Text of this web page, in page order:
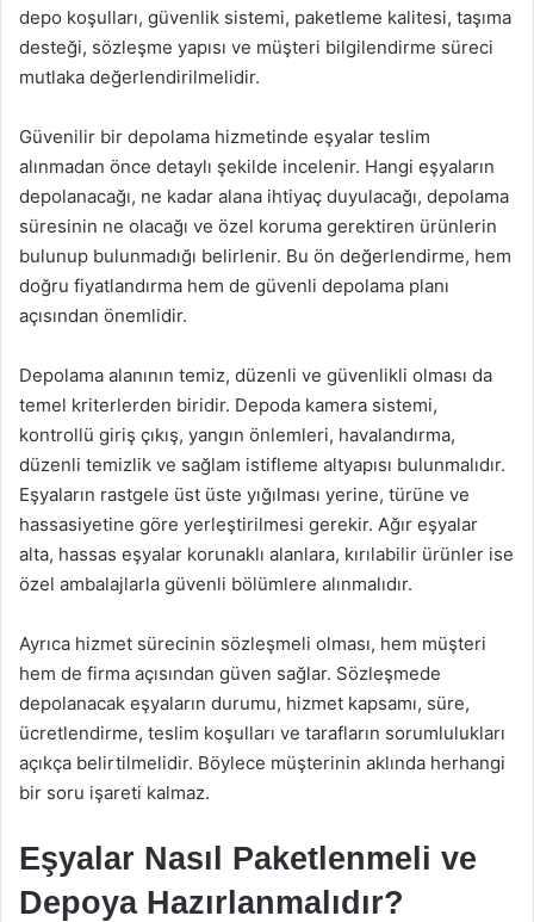
depo koşulları, güvenlik sistemi, paketleme kalitesi, taşıma
desteği, sözleşme yapısı ve müşteri bilgilendirme süreci
mutlaka değerlendirilmelidir.
Güvenilir bir depolama hizmetinde eşyalar teslim
alınmadan önce detaylı şekilde incelenir. Hangi eşyaların
depolanacağı, ne kadar alana ihtiyaç duyulacağı, depolama
süresinin ne olacağı ve özel koruma gerektiren ürünlerin
bulunup bulunmadığı belirlenir. Bu ön değerlendirme, hem
doğru fiyatlandırma hem de güvenli depolama planı
açısından önemlidir.
Depolama alanının temiz, düzenli ve güvenlikli olması da
temel kriterlerden biridir. Depoda kamera sistemi,
kontrollü giriş çıkış, yangın önlemleri, havalandırma,
düzenli temizlik ve sağlam istifleme altyapısı bulunmalıdır.
Eşyaların rastgele üst üste yığılması yerine, türüne ve
hassasiyetine göre yerleştirilmesi gerekir. Ağır eşyalar
alta, hassas eşyalar korunaklı alanlara, kırılabilir ürünler ise
özel ambalajlarla güvenli bölümlere alınmalıdır.
Ayrıca hizmet sürecinin sözleşmeli olması, hem müşteri
hem de firma açısından güven sağlar. Sözleşmede
depolanacak eşyaların durumu, hizmet kapsamı, süre,
ücretlendirme, teslim koşulları ve tarafların sorumlulukları
açıkça belirtilmelidir. Böylece müşterinin aklında herhangi
bir soru işareti kalmaz.
Eşyalar Nasıl Paketlenmeli ve
Depoya Hazırlanmalıdır?